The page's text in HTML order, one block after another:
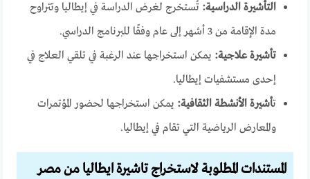
التأشيرة الدراسية: تُستخرج لغرض الدراسة في إيطاليا وتتراوح
مدة الإقامة من 3 أشهر إلى عام وفقًا للبرنامج الدراسي.
تأشيرة علاجية: يمكن استخراجها عند الرغبة في تلقي العلاج في
إحدى مستشفيات إيطاليا.
تأشيرة الأنشطة الثقافية: يمكن استخراجها لحضور المؤتمرات
والمعارض الرياضية التي تقام في إيطاليا.
المستندات المطلوبة لاستخراج تاشيرة ايطاليا من مصر